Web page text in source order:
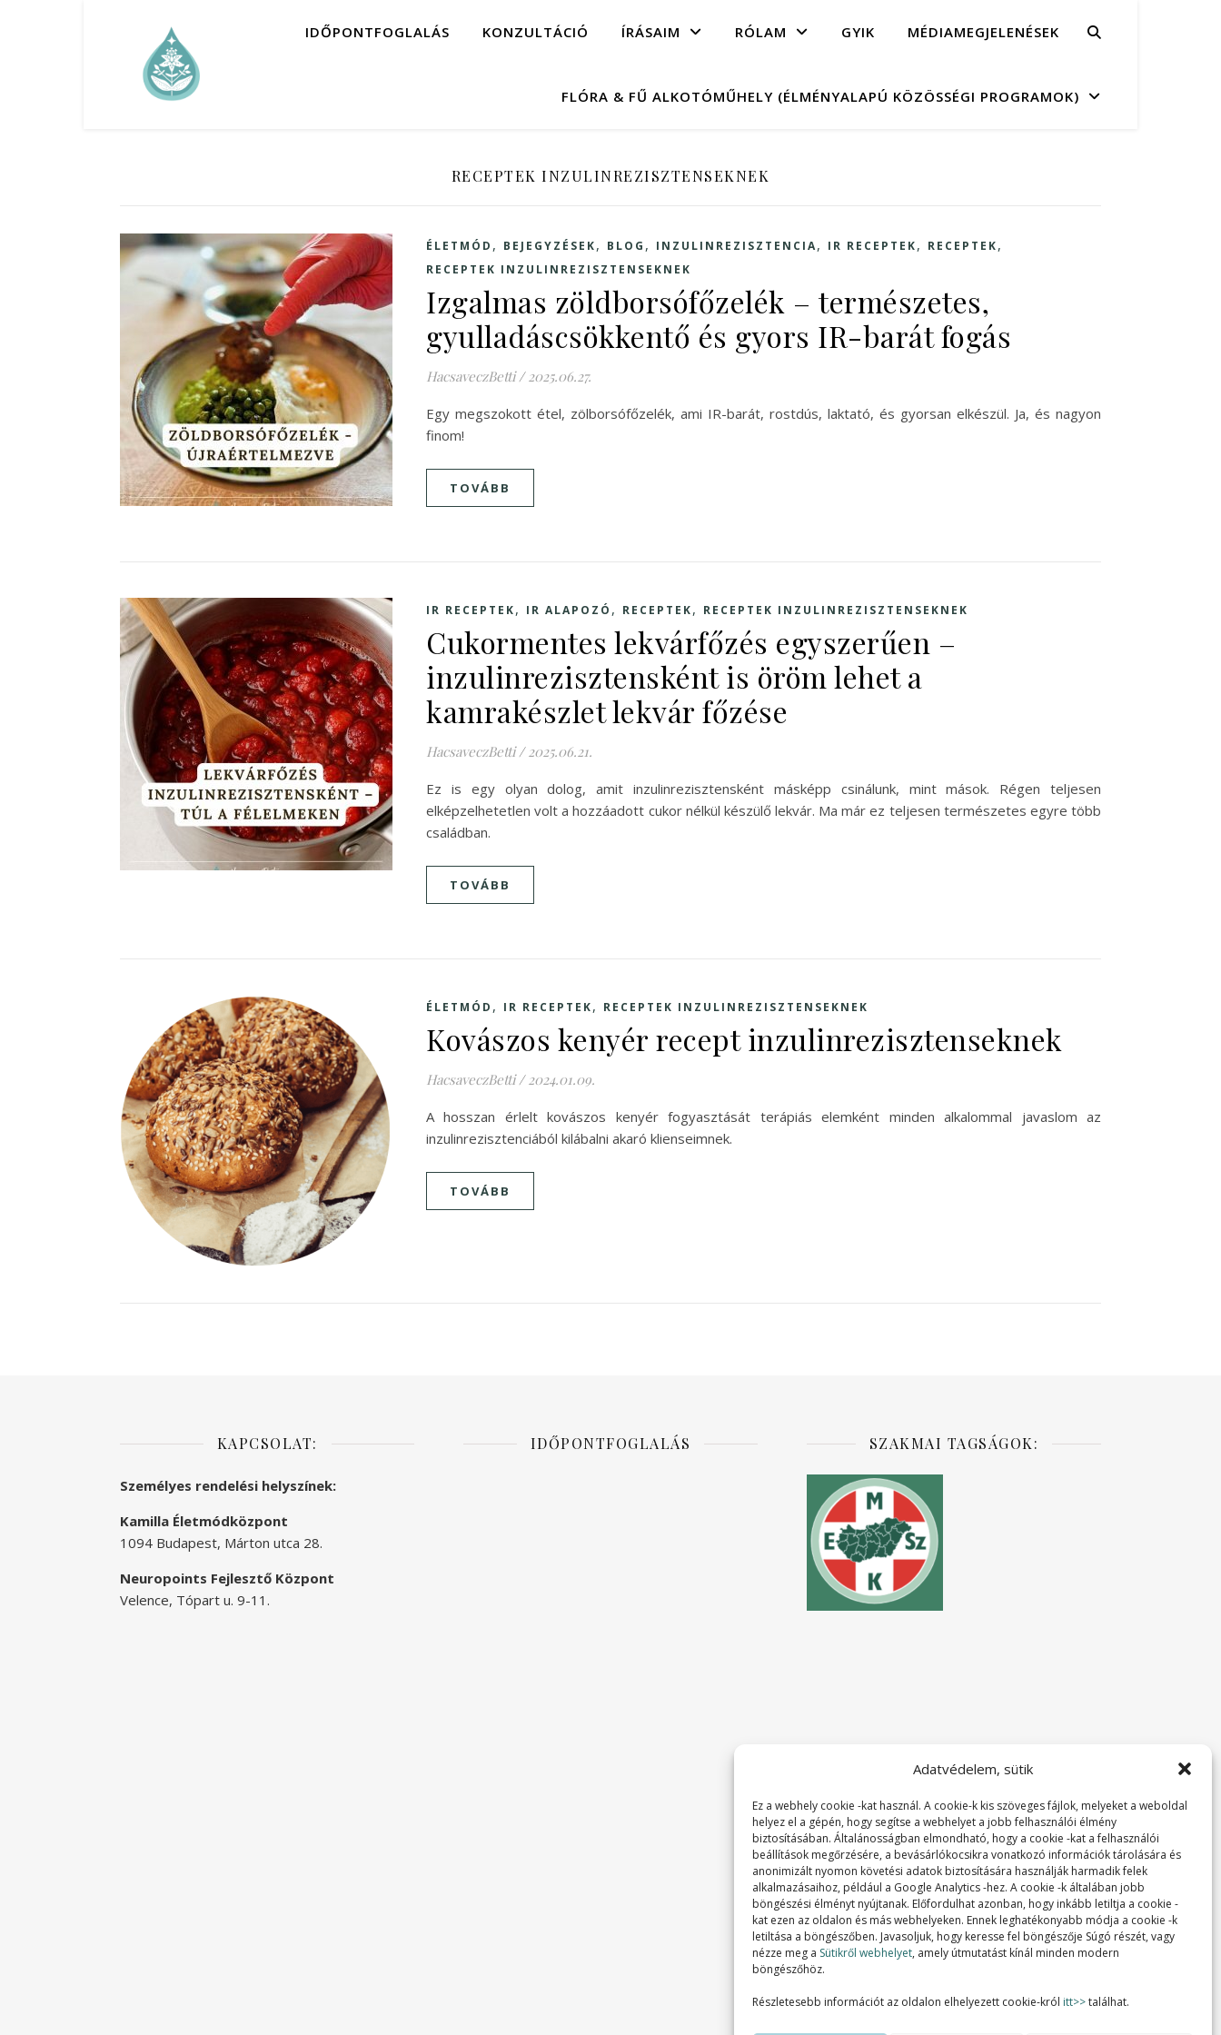
Adatvédelem, sütik
Ez a webhely cookie -kat használ. A cookie-k kis szöveges fájlok, melyeket a weboldal
helyez el a gépén, hogy segítse a webhelyet a jobb felhasználói élmény
biztosításában. Általánosságban elmondható, hogy a cookie -kat a felhasználói
beállítások megőrzésére, a bevásárlókocsikra vonatkozó információk tárolására és
anonimizált nyomon követési adatok biztosítására használják harmadik felek
alkalmazásaihoz, például a Google Analytics -hez. A cookie -k általában jobb
böngészési élményt nyújtanak. Előfordulhat azonban, hogy inkább letiltja a cookie -
kat ezen az oldalon és más webhelyeken. Ennek leghatékonyabb módja a cookie -k
letiltása a böngészőben. Javasoljuk, hogy keresse fel böngészője Súgó részét, vagy
nézze meg a Sütikről webhelyet, amely útmutatást kínál minden modern
böngészőhöz.
Részletesebb információt az oldalon elhelyezett cookie-król itt>>találhat.
IDŐPONTFOGLALÁS KONZULTÁCIÓ ÍRÁSAIM RÓLAM GYIK MÉDIAMEGJELENÉSEK
FLÓRA & FŰ ALKOTÓMŰHELY (ÉLMÉNYALAPÚ KÖZÖSSÉGI PROGRAMOK)
RECEPTEK INZULINREZISZTENSEKNEK
ÉLETMÓD , BEJEGYZÉSEK, BLOG , INZULINREZISZTENCIA, IR RECEPTEK, RECEPTEK,
RECEPTEK INZULINREZISZTENSEKNEK
Izgalmas zöldborsófőzelék – természetes,
gyulladáscsökkentő és gyors IR-barát fogás
HacsaveczBetti / 2025.06.27.
Egy megszokott étel, zölborsófőzelék, ami IR-barát, rostdús, laktató, és gyorsan elkészül. Ja, és nagyon
finom!
TOVÁBB
IR RECEPTEK, IR ALAPOZÓ , RECEPTEK, RECEPTEK INZULINREZISZTENSEKNEK
Cukormentes lekvárfőzés egyszerűen –
inzulinrezisztensként is öröm lehet a
kamrakészlet lekvár főzése
HacsaveczBetti / 2025.06.21.
Ez is egy olyan dolog, amit inzulinrezisztensként másképp csinálunk, mint mások. Régen teljesen
elképzelhetetlen volt a hozzáadott cukor nélkül készülő lekvár. Ma már ez teljesen természetes egyre több
családban.
TOVÁBB
ÉLETMÓD , IR RECEPTEK, RECEPTEK INZULINREZISZTENSEKNEK
Kovászos kenyér recept inzulinrezisztenseknek
HacsaveczBetti / 2024.01.09.
A hosszan érlelt kovászos kenyér fogyasztását terápiás elemként minden alkalommal javaslom az
inzulinrezisztenciából kilábalni akaró klienseimnek.
TOVÁBB
KAPCSOLAT:
Személyes rendelési helyszínek:
Kamilla Életmódközpont
1094 Budapest, Márton utca 28.
Neuropoints Fejlesztő Központ
Velence, Tópart u. 9-11.
IDŐPONTFOGLALÁS SZAKMAI TAGSÁGOK: